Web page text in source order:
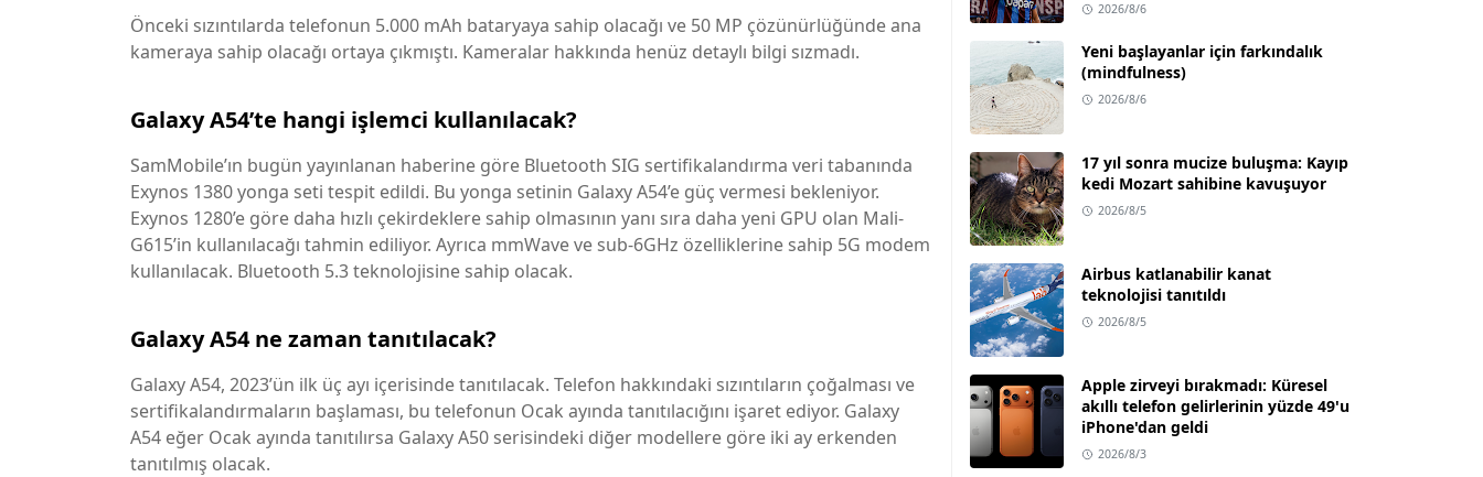
Önceki sızıntılarda telefonun 5.000 mAh bataryaya sahip olacağı ve 50 MP çözünürlüğünde ana
kameraya sahip olacağı ortaya çıkmıştı. Kameralar hakkında henüz detaylı bilgi sızmadı.
Galaxy A54’te hangi işlemci kullanılacak?
SamMobile’ın bugün yayınlanan haberine göre Bluetooth SIG sertifikalandırma veri tabanında
Exynos 1380 yonga seti tespit edildi. Bu yonga setinin Galaxy A54’e güç vermesi bekleniyor.
Exynos 1280’e göre daha hızlı çekirdeklere sahip olmasının yanı sıra daha yeni GPU olan Mali-
G615’in kullanılacağı tahmin ediliyor. Ayrıca mmWave ve sub-6GHz özelliklerine sahip 5G modem
kullanılacak. Bluetooth 5.3 teknolojisine sahip olacak.
Galaxy A54 ne zaman tanıtılacak?
Galaxy A54, 2023’ün ilk üç ayı içerisinde tanıtılacak. Telefon hakkındaki sızıntıların çoğalması ve
sertifikalandırmaların başlaması, bu telefonun Ocak ayında tanıtılacığını işaret ediyor. Galaxy
A54 eğer Ocak ayında tanıtılırsa Galaxy A50 serisindeki diğer modellere göre iki ay erkenden
tanıtılmış olacak.
2026/8/6
Yeni başlayanlar için farkındalık
(mindfulness)
2026/8/6
17 yıl sonra mucize buluşma: Kayıp
kedi Mozart sahibine kavuşuyor
2026/8/5
Airbus katlanabilir kanat
teknolojisi tanıtıldı
2026/8/5
Apple zirveyi bırakmadı: Küresel
akıllı telefon gelirlerinin yüzde 49'u
iPhone'dan geldi
2026/8/3